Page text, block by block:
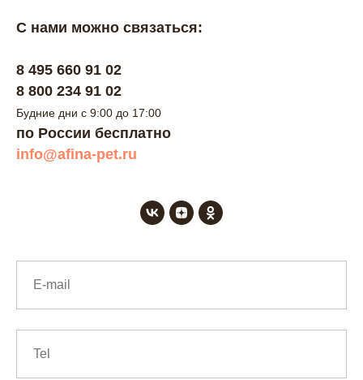
С нами можно связаться:
8 495 660 91 02
8 800 234 91 02
Будние дни с 9:00 до 17:00
по России бесплатно
info@afina-pet.ru